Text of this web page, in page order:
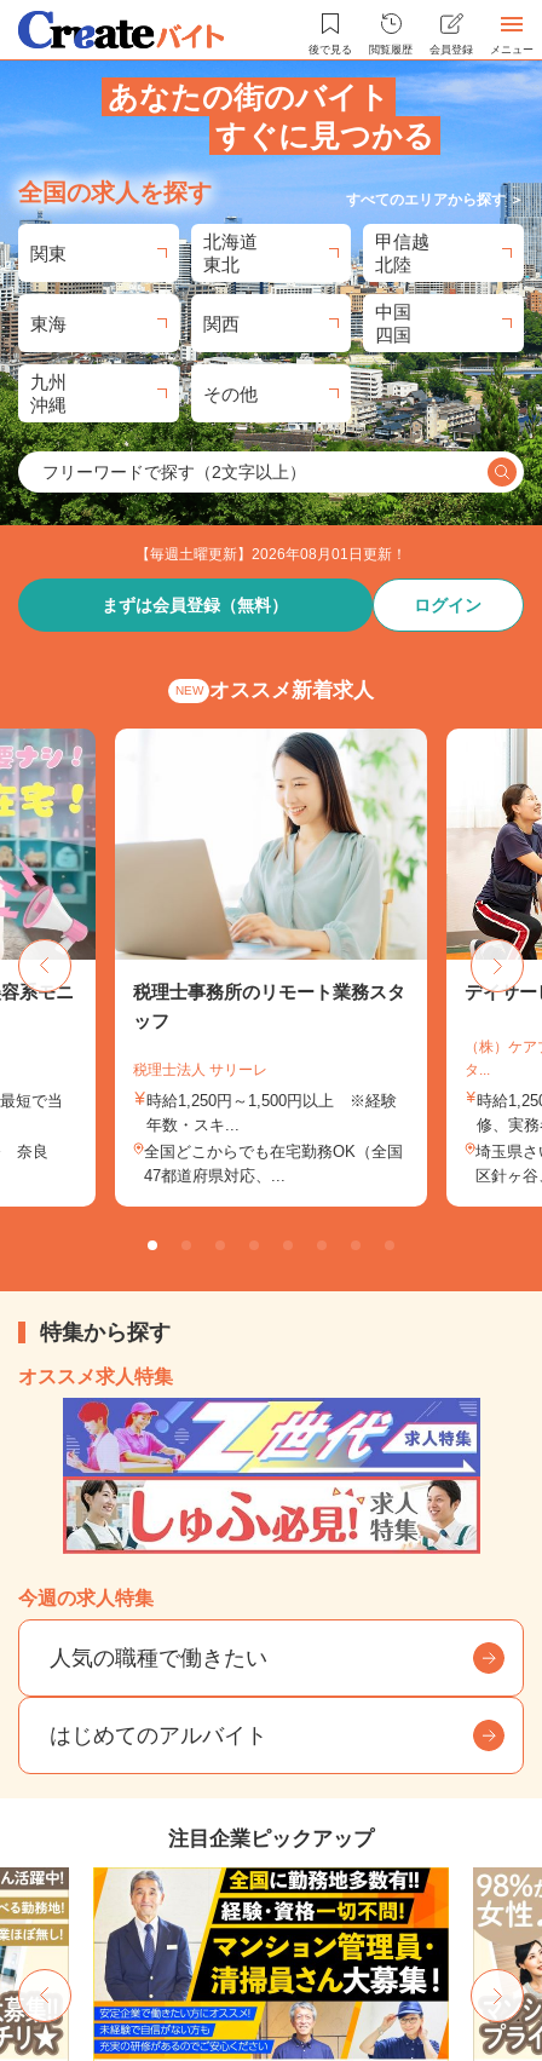
後で見る 閲覧履歴 会員登録 メニュー
あなたの街のバイト
すぐに見つかる
全国の求人を探す すべてのエリアから探す ＞
関東
北海道
東北
甲信越
北陸
東海 関西
中国
四国
九州
沖縄
その他
【毎週土曜更新】2026年08月01日更新！
まずは会員登録（無料） ログイン
NEW オススメ新着求人
系モニ
短で当
奈良
税理士事務所のリモート業務スタ
ッフ
税理士法人 サリーレ
時給1,250円～1,500円以上 ※経験
年数・スキ...
全国どこからでも在宅勤務OK（全国
47都道府県対応、...
デイサー
（株）ケ
タ...
時給
修、実
埼玉県
区針ヶ
特集から探す
オススメ求人特集
今週の求人特集
人気の職種で働きたい
はじめてのアルバイト
注目企業ピックアップ